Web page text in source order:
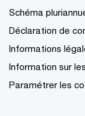
Schéma
Déclaration de
Informations
Information sur
Paramétrer les